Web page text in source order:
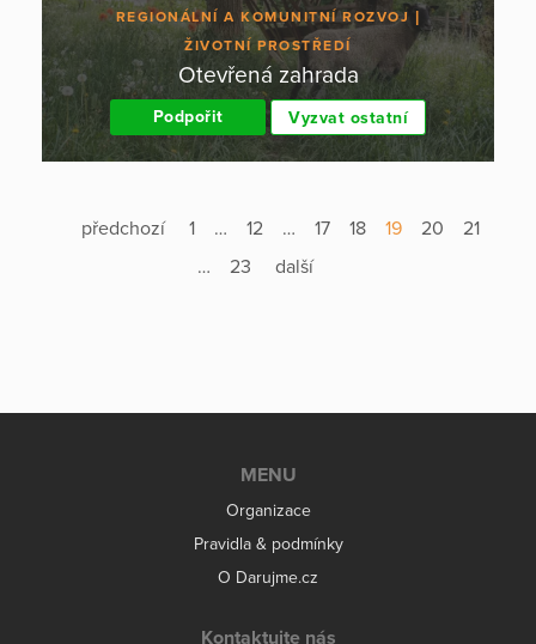
REGIONÁLNÍ A KOMUNITNÍ ROZVOJ
ŽIVOTNÍ PROSTŘEDÍ
Otevřená zahrada
Podpořit Vyzvat ostatní
předchozí 1 … 12 … 17 18 19 20
21
…
23 další
MENU
Organizace
Pravidla & podmínky
O Darujme.cz
Kontaktujte nás